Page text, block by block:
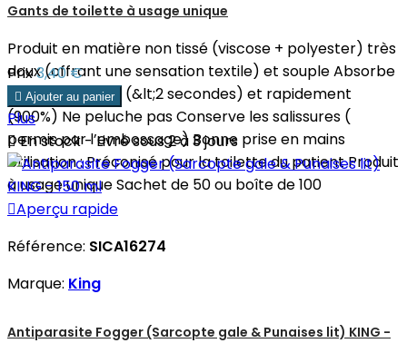
Gants de toilette à usage unique
Produit en matière non tissé (viscose + polyester) très
doux (offrant une sensation textile) et souple Absorbe
l'eau facilement (&lt;2 secondes) et rapidement
(900%) Ne peluche pas Conserve les salissures (
permis par l’embossage) Bonne prise en mains
Utilisation : Préconisé pour la toilette du patient Produit
à usage unique Sachet de 50 ou boîte de 100
Prix3,40 €
 Ajouter au panier
Plus
En stock - Livré sous 2 à 3 jours
Aperçu rapide
Référence: SICA16274
Marque: King
Antiparasite Fogger (Sarcopte gale & Punaises lit) KING -